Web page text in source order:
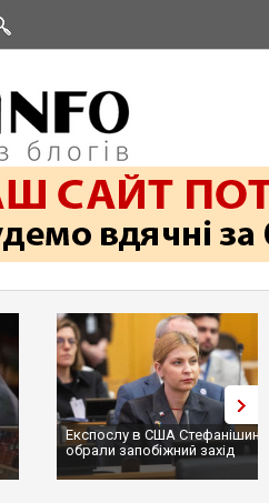
Експослу в США
обрали запобіжний захід